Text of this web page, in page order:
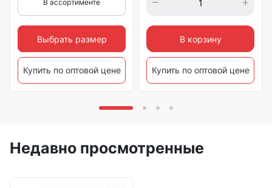
В ассортименте
Выбрать размер
Купить по оптовой цене
В корзину
Купить по оптовой цене
Недавно просмотренные